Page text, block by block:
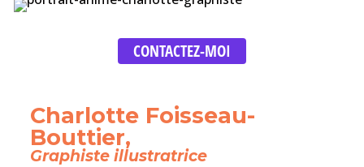
CONTACTEZ-MOI
Charlotte Foisseau-
Bouttier,
Graphiste illustratrice